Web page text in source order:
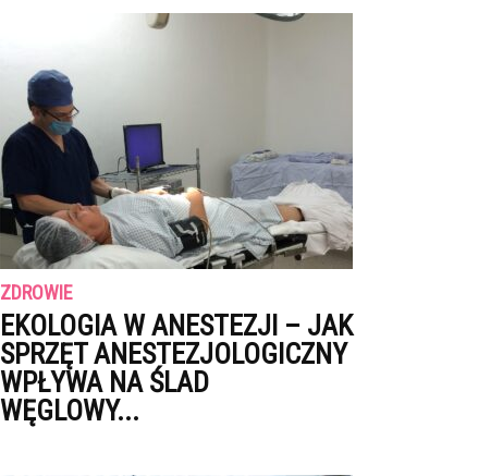
ZDROWIE
EKOLOGIA W ANESTEZJI – JAK
SPRZĘT ANESTEZJOLOGICZNY
WPŁYWA NA ŚLAD
WĘGLOWY...